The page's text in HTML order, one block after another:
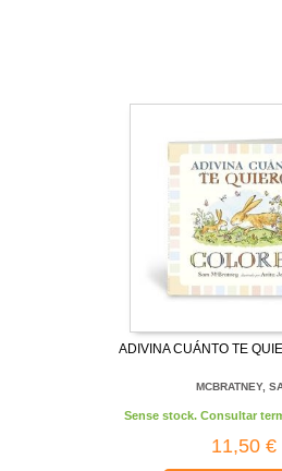
ADIVINA CUÁNTO TE
MCBRATNEY,
Sense stock. Consultar
11,50 €